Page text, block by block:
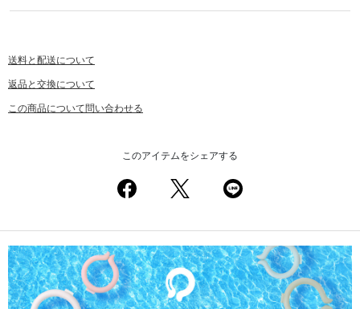
送料と配送について
返品と交換について
この商品について問い合わせる
このアイテムをシェアする